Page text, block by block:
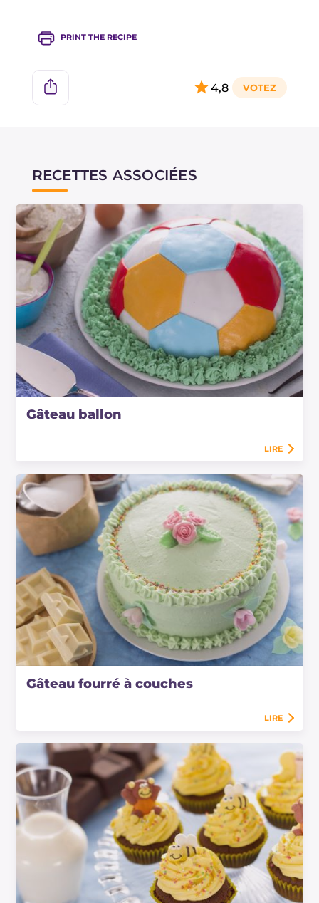
PRINT THE RECIPE
4,8
RECETTES ASSOCIÉES
Gâteau ballon
LIRE
Gâteau fourré à couches
LIRE